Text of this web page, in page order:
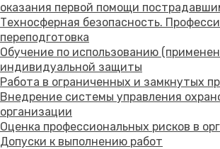
оказания первой помощи
Техносферная безопасность.
переподготовка
Обучение по использованию
индивидуальной защиты
Работа в ограниченных и замкнутых
Внедрение системы управления
организации
Оценка профессиональных рисков в
Допуски к выполнению работ